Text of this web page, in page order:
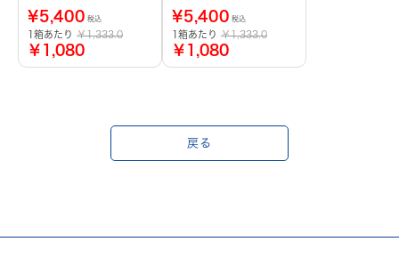
¥5,400 税込
1箱あたり ￥1,333.0
￥1,080
¥5,400 税込
1箱あたり ￥1,333.0
￥1,080
戻る